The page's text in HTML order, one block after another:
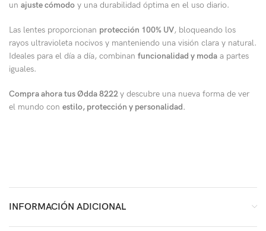
un ajuste cómodo y una durabilidad óptima en el uso diario.
Las lentes proporcionan protección 100% UV, bloqueando los
rayos ultravioleta nocivos y manteniendo una visión clara y natural.
Ideales para el día a día, combinan funcionalidad y moda a partes
iguales.
Compra ahora tus Ødda 8222y descubre una nueva forma de ver
el mundo con estilo, protección y personalidad.
INFORMACIÓN ADICIONAL